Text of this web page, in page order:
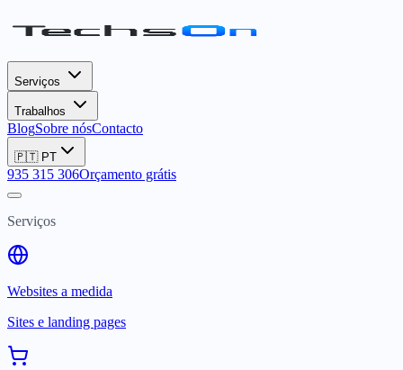
Serviços
Trabalhos
BlogSobre nósContacto
🇵🇹 PT
935 315 306Orçamento grátis
Serviços
Websites a medida
Sites e landing pages